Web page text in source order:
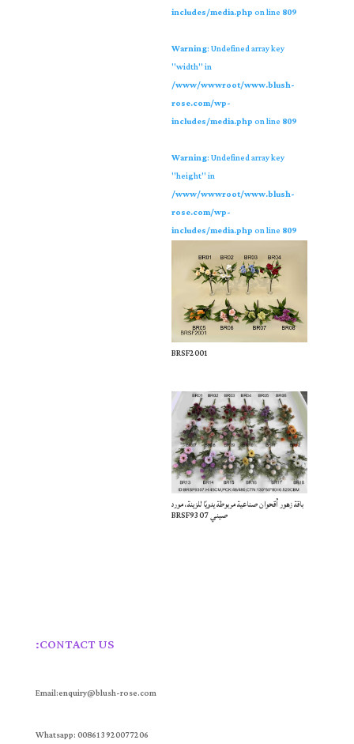
includes/media.phpon line 809
Warning: Undefined array key
"width" in
/www/wwwroot/www.blush-
rose.com/wp-
includes/media.phpon line 809
Warning: Undefined array key
"height" in
/www/wwwroot/www.blush-
rose.com/wp-
includes/media.phpon line 809
BRSF2001
باقة زهور أقحوان صناعية مربوطة يدويًا للزينة، مورد
صيني BRSF9307
CONTACT US:
Email:enquiry@blush-rose.com
Whatsapp: 008613920077206